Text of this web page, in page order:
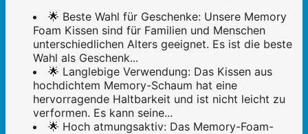
🌟 Beste Wahl für Geschenke: Unsere Memory
Foam Kissen sind für Familien und Menschen
unterschiedlichen Alters geeignet. Es ist die beste
Wahl als Geschenk...
🌟 Langlebige Verwendung: Das Kissen aus
hochdichtem Memory-Schaum hat eine
hervorragende Haltbarkeit und ist nicht leicht zu
verformen. Es kann seine...
🌟 Hoch atmungsaktiv: Das Memory-Foam-